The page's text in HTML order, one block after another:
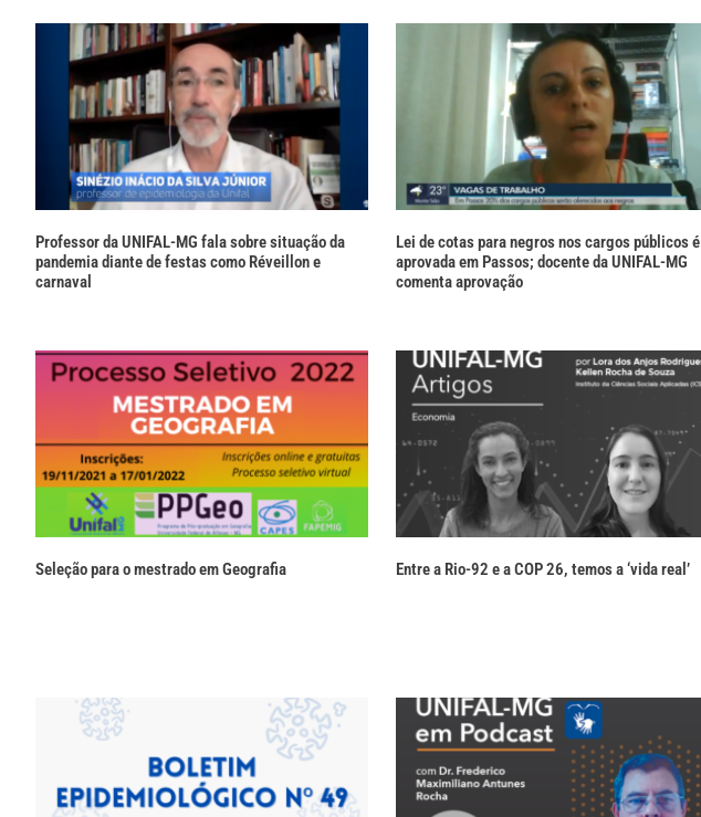
Professor da UNIFAL-MG fala sobre situação da
pandemia diante de festas como Réveillon e
carnaval
Lei de cotas para negros nos cargos públicos é
aprovada em Passos; docente da UNIFAL-MG
comenta aprovação
Seleção para o mestrado em Geografia Entre a Rio-92 e a COP 26, temos a ‘vida real’